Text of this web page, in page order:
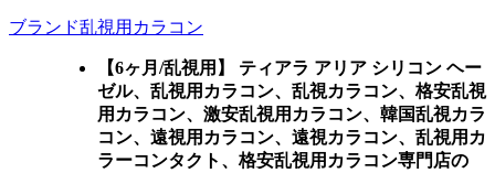
ブランド乱視用カラコン
【6ヶ月/乱視用】 ティアラ アリア シリコン ヘー
ゼル、乱視用カラコン、乱視カラコン、格安乱視
用カラコン、激安乱視用カラコン、韓国乱視カラ
コン、遠視用カラコン、遠視カラコン、乱視用カ
ラーコンタクト、格安乱視用カラコン専門店の